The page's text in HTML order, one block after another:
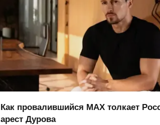
Как провалившийся MAX толкает
арест Дурова